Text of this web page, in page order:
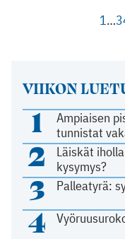
1 …3
VIIKON
1
Ampiaisen
tunnistat
2
Läiskät
kysymys?
3 Palleatyrä:
4